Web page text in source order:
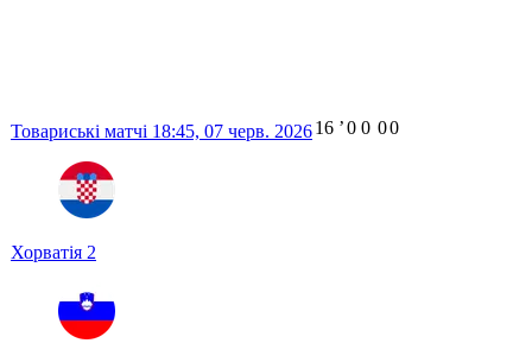
Товариські матчі 18:45, 07 черв. 2026
Хорватія 2
16 ʼ0 0 00